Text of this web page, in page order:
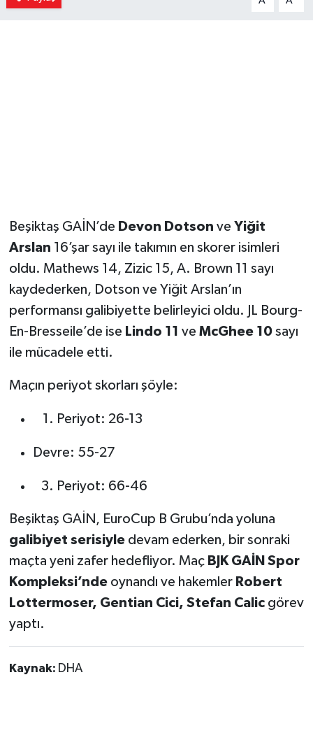
Beşiktaş GAİN’de Devon Dotson ve Yiğit
Arslan 16’şar sayı ile takımın en skorer isimleri
oldu. Mathews 14, Zizic 15, A. Brown 11 sayı
kaydederken, Dotson ve Yiğit Arslan’ın
performansı galibiyette belirleyici oldu. JL Bourg-
En-Bresseile’de ise Lindo 11 ve McGhee 10sayı
ile mücadele etti.
Maçın periyot skorları şöyle:
Periyot: 26-13
Devre: 55-27
Periyot: 66-46
Beşiktaş GAİN, EuroCup B Grubu’nda yoluna
galibiyet serisiyledevam ederken, bir sonraki
maçta yeni zafer hedefliyor. Maç BJK GAİN Spor
Kompleksi’ndeoynandı ve hakemler Robert
Lottermoser, Gentian Cici, Stefan Calicgörev
yaptı.
Kaynak: DHA